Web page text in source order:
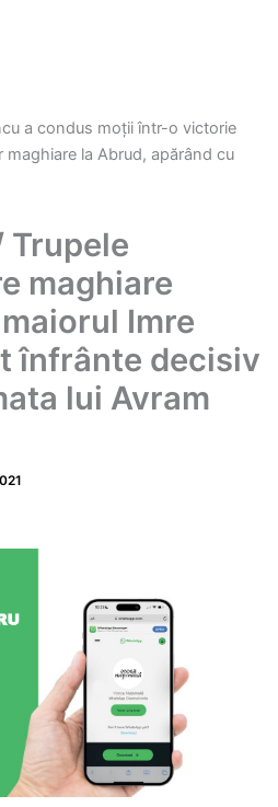
Trupele
maghiare
Imre
înfrânte decisiv
lui Avram